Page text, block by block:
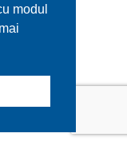
modul